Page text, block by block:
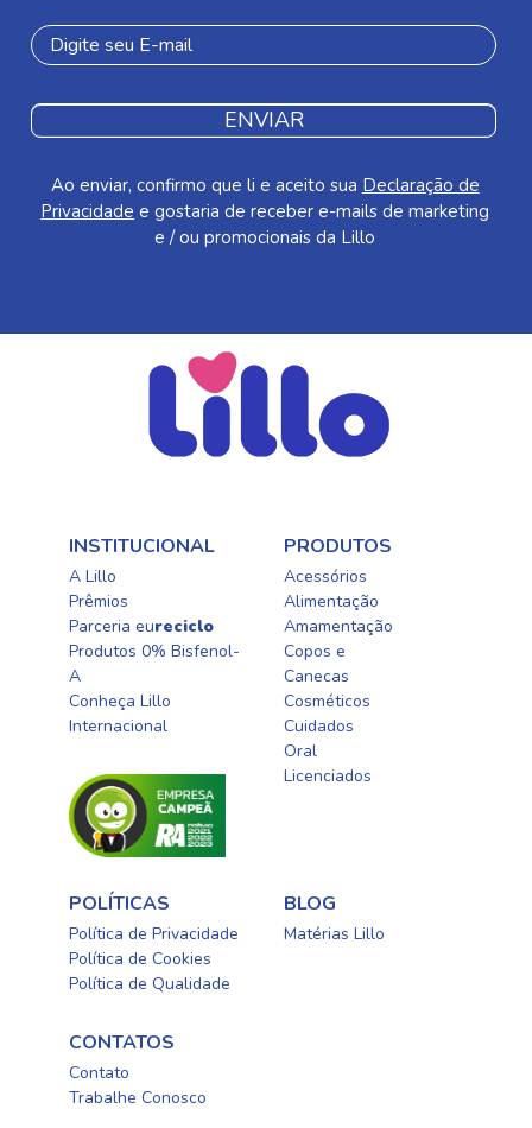
ENVIAR
Ao enviar, confirmo que li e aceito sua Declaração de
Privacidade e gostaria de receber e-mails de marketing
e / ou promocionais da Lillo
INSTITUCIONAL
A Lillo
Prêmios
Parceria eureciclo
Produtos 0% Bisfenol-
A
Conheça Lillo
Internacional
PRODUTOS
Acessórios
Alimentação
Amamentação
Copos e
Canecas
Cosméticos
Cuidados
Oral​
Licenciados​
POLÍTICAS
Política de Privacidade
Política de Cookies
Política de Qualidade
BLOG
Matérias Lillo
CONTATOS
Contato
Trabalhe Conosco